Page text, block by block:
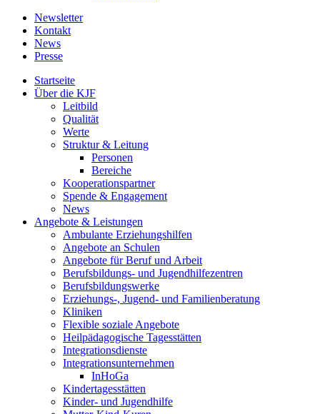
Newsletter
Kontakt
News
Presse
Startseite
Über die KJF
Leitbild
Qualität
Werte
Struktur & Leitung
Personen
Bereiche
Kooperationspartner
Spende & Engagement
News
Angebote & Leistungen
Ambulante Erziehungshilfen
Angebote an Schulen
Angebote für Beruf und Arbeit
Berufsbildungs- und Jugendhilfezentren
Berufsbildungswerke
Erziehungs-, Jugend- und Familienberatung
Kliniken
Flexible soziale Angebote
Heilpädagogische Tagesstätten
Integrationsdienste
Integrationsunternehmen
InHoGa
Kindertagesstätten
Kinder- und Jugendhilfe